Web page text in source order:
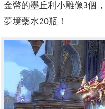
金幣的墨丘利小雕像3個
夢境藥水20瓶！